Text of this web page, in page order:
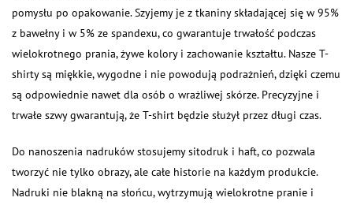
pomysłu po opakowanie. Szyjemy je z tkaniny składającej się w 95%
z bawełny i w 5% ze spandexu, co gwarantuje trwałość podczas
wielokrotnego prania, żywe kolory i zachowanie kształtu. Nasze T-
shirty są miękkie, wygodne i nie powodują podrażnień, dzięki czemu
są odpowiednie nawet dla osób o wrażliwej skórze. Precyzyjne i
trwałe szwy gwarantują, że T-shirt będzie służył przez długi czas.
Do nanoszenia nadruków stosujemy sitodruk i haft, co pozwala
tworzyć nie tylko obrazy, ale całe historie na każdym produkcie.
Nadruki nie blakną na słońcu, wytrzymują wielokrotne pranie i